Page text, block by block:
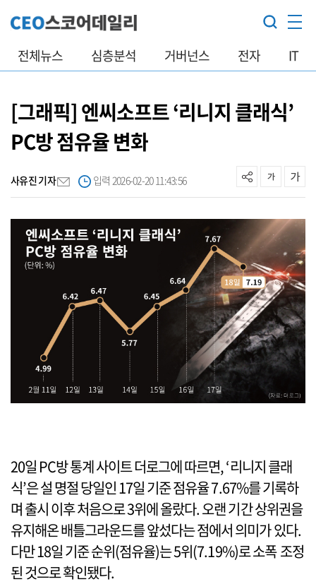
전체뉴스 심층분석 거버넌스 전자 IT
[그래픽] 엔씨소프트 ‘리니지 클래식’
PC방 점유율 변화
사유진 기자 입력 2026-02-20 11:43:56
20일 PC방 통계 사이트 더로그에 따르면, ‘리니지 클래
식’은 설 명절 당일인 17일 기준 점유율 7.67%를 기록하
며 출시 이후 처음으로 3위에 올랐다. 오랜 기간 상위권을
유지해온 배틀그라운드를 앞섰다는 점에서 의미가 있다.
다만 18일 기준 순위(점유율)는 5위(7.19%)로 소폭 조정
된 것으로 확인됐다.